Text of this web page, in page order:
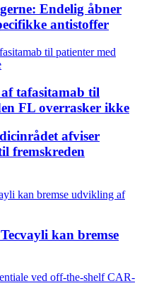
Endelig åbner
antistoffer
tafasitamab til
FL overrasker ikke
afviser
fremskreden
kan bremse